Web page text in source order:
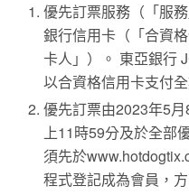
優先訂票服務（「服
銀行信用卡（「合資
卡人」）。 東亞銀行
以合資格信用卡支付
優先訂票由2023年5
上11時59分及於全部
須先於
程式登記成為會員，